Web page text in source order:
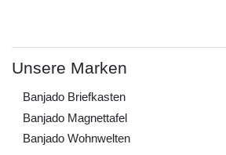
Unsere Marken
Banjado Briefkasten
Banjado Magnettafel
Banjado Wohnwelten